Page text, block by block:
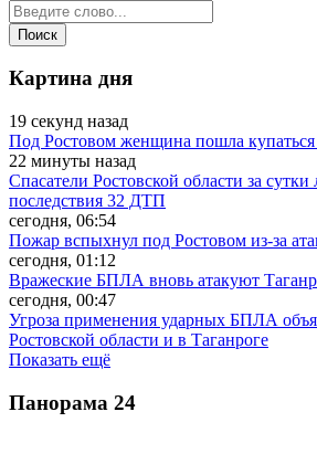
Картина дня
19 секунд назад
Под Ростовом женщина пошла
22 минуты назад
Спасатели Ростовской области за
последствия 32 ДТП
сегодня, 06:54
Пожар вспыхнул под Ростовом из-за
сегодня, 01:12
Вражеские БПЛА вновь атакуют
сегодня, 00:47
Угроза применения ударных БПЛА
Ростовской области и в Таганроге
Показать ещё
Панорама 24